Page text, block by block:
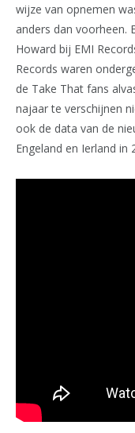
wijze van opnemen
anders dan voorheen.
Howard bij EMI
Records waren
de Take That fans
najaar te verschijnen
ook de data van de
Engeland en Ierland in